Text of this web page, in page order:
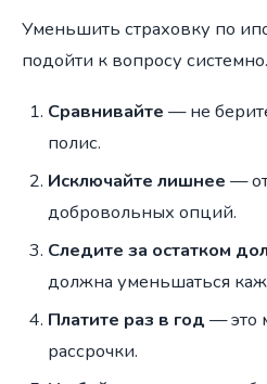
Уменьшить страховку по
подойти к вопросу
Сравнивайте — не
полис.
Исключайте лишнее —
добровольных опций.
Следите за остатком
должна уменьшаться
Платите раз в год — это
рассрочки.